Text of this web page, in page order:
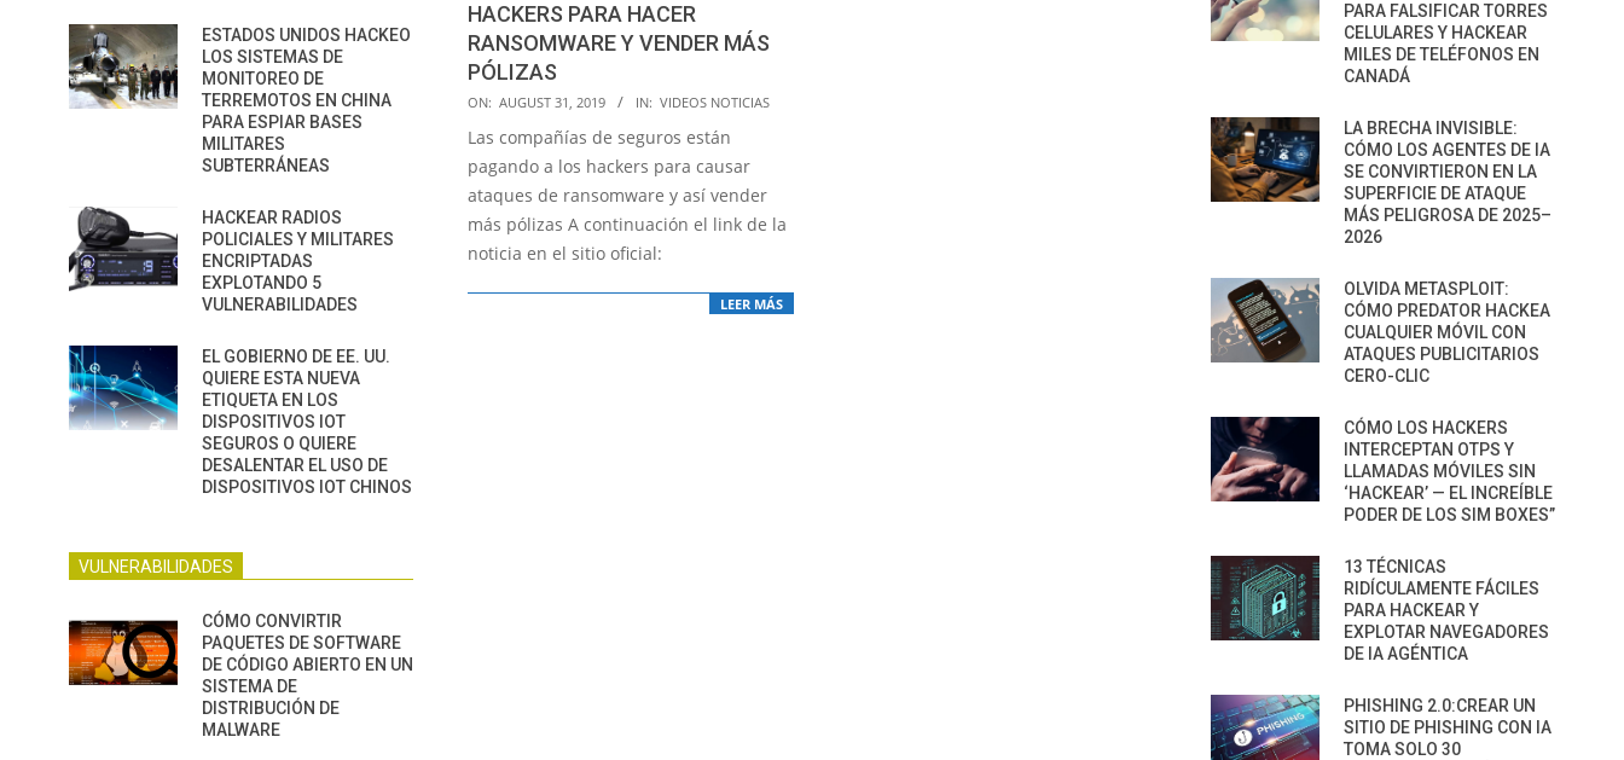
HACKERS PARA HACER
RANSOMWARE Y VENDER MÁS
PÓLIZAS
2019-
08-
31
ON: AUGUST 31, 2019 IN: VIDEOS NOTICIAS
Las compañías de seguros están
pagando a los hackers para causar
ataques de ransomware y así vender
más pólizas A continuación el link de la
noticia en el sitio oficial:
LEER MÁS
ESTADOS UNIDOS HACKEO
LOS SISTEMAS DE
MONITOREO DE
TERREMOTOS EN CHINA
PARA ESPIAR BASES
MILITARES
SUBTERRÁNEAS
HACKEAR RADIOS
POLICIALES Y MILITARES
ENCRIPTADAS
EXPLOTANDO 5
VULNERABILIDADES
EL GOBIERNO DE EE. UU.
QUIERE ESTA NUEVA
ETIQUETA EN LOS
DISPOSITIVOS IOT
SEGUROS O QUIERE
DESALENTAR EL USO DE
DISPOSITIVOS IOT CHINOS
VULNERABILIDADES
CÓMO CONVIRTIR
PAQUETES DE SOFTWARE
DE CÓDIGO ABIERTO EN UN
SISTEMA DE
DISTRIBUCIÓN DE
MALWARE
PARA FALSIFICAR TORRES
CELULARES Y HACKEAR
MILES DE TELÉFONOS EN
CANADÁ
LA BRECHA INVISIBLE:
CÓMO LOS AGENTES DE IA
SE CONVIRTIERON EN LA
SUPERFICIE DE ATAQUE
MÁS PELIGROSA DE 2025–
2026
OLVIDA METASPLOIT:
CÓMO PREDATOR HACKEA
CUALQUIER MÓVIL CON
ATAQUES PUBLICITARIOS
CERO-CLIC
CÓMO LOS HACKERS
INTERCEPTAN OTPS Y
LLAMADAS MÓVILES SIN
‘HACKEAR’ — EL INCREÍBLE
PODER DE LOS SIM BOXES”
13 TÉCNICAS
RIDÍCULAMENTE FÁCILES
PARA HACKEAR Y
EXPLOTAR NAVEGADORES
DE IA AGÉNTICA
PHISHING 2.0:CREAR UN
SITIO DE PHISHING CON IA
TOMA SOLO 30